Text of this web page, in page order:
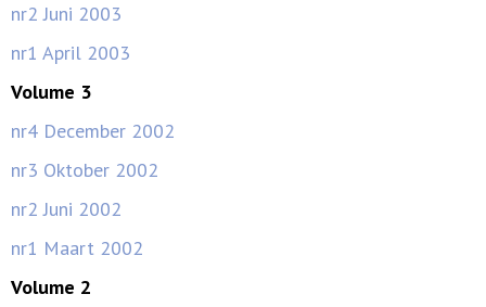
nr2 Juni 2003
nr1 April 2003
Volume 3
nr4 December 2002
nr3 Oktober 2002
nr2 Juni 2002
nr1 Maart 2002
Volume 2